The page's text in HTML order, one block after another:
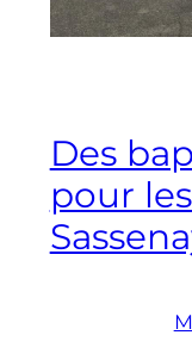
Des
pour